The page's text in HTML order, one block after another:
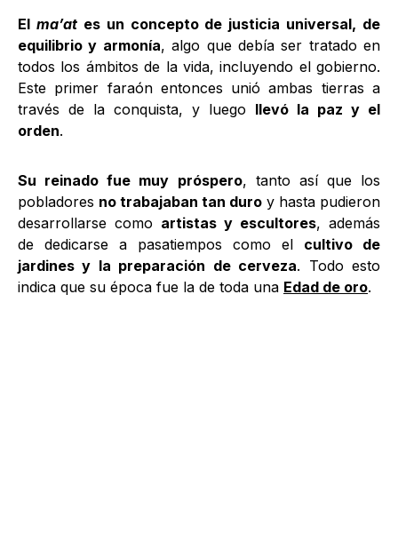
El ma’ates un concepto de justicia universal, de
equilibrio y armonía, algo que debía ser tratado en
todos los ámbitos de la vida, incluyendo el gobierno.
Este primer faraón entonces unió ambas tierras a
través de la conquista, y luego llevó la paz y el
orden.
Su reinado fue muy próspero, tanto así que los
pobladores no trabajaban tan duro y hasta pudieron
desarrollarse como artistas y escultores, además
de dedicarse a pasatiempos como el cultivo de
jardines y la preparación de cerveza. Todo esto
indica que su época fue la de toda una Edad de oro.